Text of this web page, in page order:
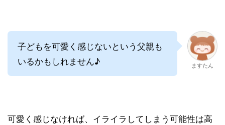
子どもを可愛く感じないという父親も
いるかもしれません♪
ますたん
可愛く感じなければ、イライラしてしまう可能性は高